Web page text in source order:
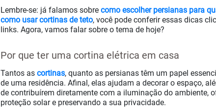
LATERAL
PERSIANAS VERTICAIS
Lembre-se: já falamos sobre como escolher persianas para
como usar cortinas de teto, você pode conferir essas dicas
links. Agora, vamos falar sobre o tema de hoje?
Por que ter uma cortina elétrica em casa
Tantos as cortinas, quanto as persianas têm um papel
de uma residência. Afinal, elas ajudam a decorar o espaço,
de contribuírem diretamente com a iluminação do ambiente,
proteção solar e preservando a sua privacidade.